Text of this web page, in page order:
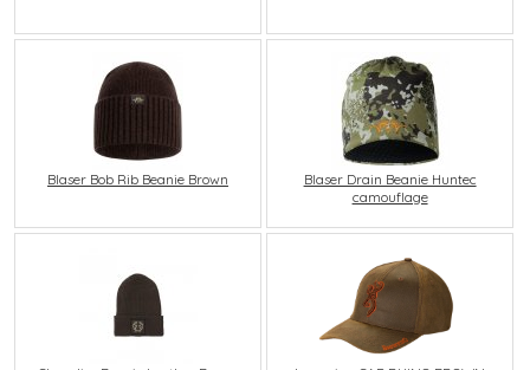
Blaser Bob Rib Beanie Brown
Blaser Drain Beanie Huntec
camouflage